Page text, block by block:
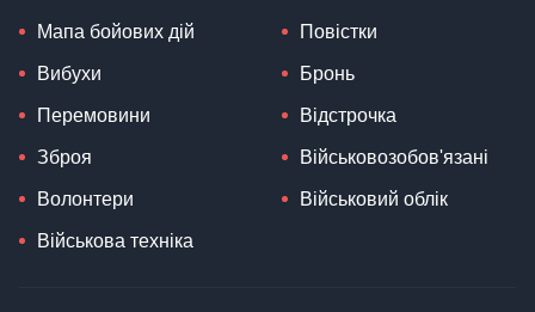
Мапа бойових дій
Вибухи
Перемовини
Зброя
Волонтери
Військова техніка
Повістки
Бронь
Відстрочка
Військовозобов'язані
Військовий облік